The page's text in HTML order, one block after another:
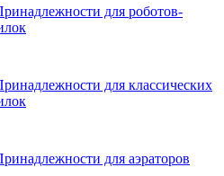
для роботов-
для классических
для аэраторов